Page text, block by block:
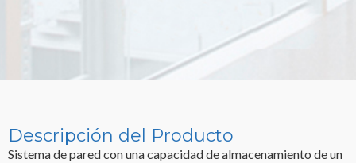
Descripción del Producto
Sistema de pared con una capacidad de almacenamiento de un